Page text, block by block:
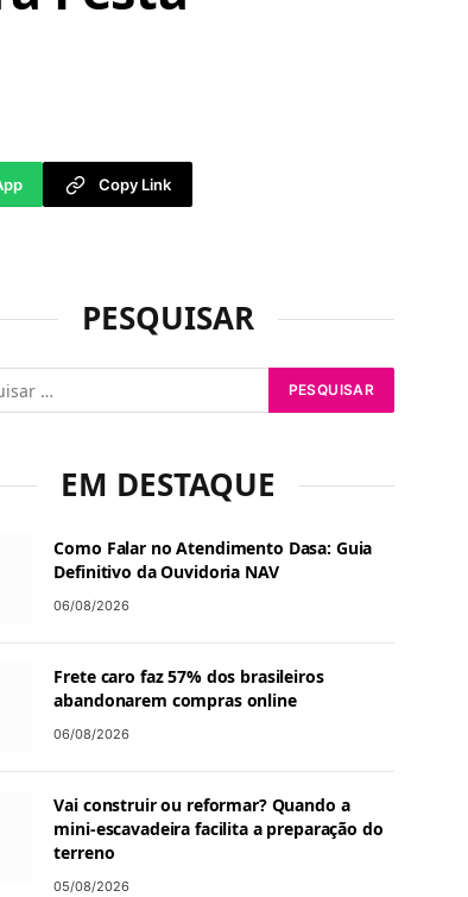
Copy Link
PESQUISAR
EM DESTAQUE
Como Falar no Atendimento Dasa: Guia
Definitivo da Ouvidoria NAV
06/08/2026
Frete caro faz 57% dos brasileiros
abandonarem compras online
06/08/2026
Vai construir ou reformar? Quando a
mini-escavadeira facilita a preparação do
terreno
05/08/2026